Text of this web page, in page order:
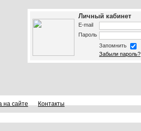
Личный кабинет
E-mail
Пароль
Запомнить
Забыли пароль?
на сайте Контакты